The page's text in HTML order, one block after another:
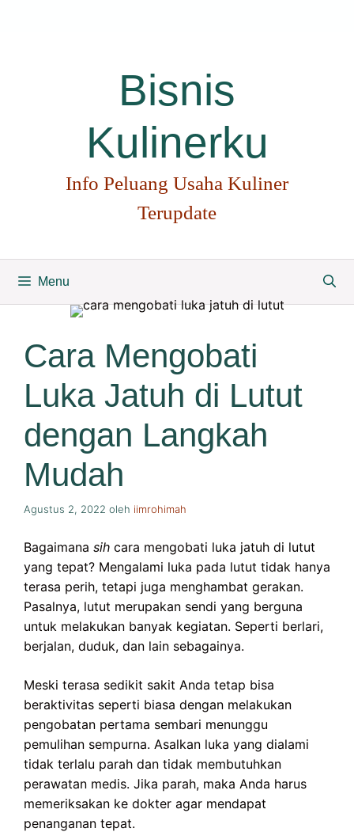
Bisnis
Kulinerku
Info Peluang Usaha Kuliner
Terupdate
Menu
Cara Mengobati
Luka Jatuh di Lutut
dengan Langkah
Mudah
Agustus 2, 2022 oleh iimrohimah
Bagaimana sih cara mengobati luka jatuh di lutut
yang tepat? Mengalami luka pada lutut tidak hanya
terasa perih, tetapi juga menghambat gerakan.
Pasalnya, lutut merupakan sendi yang berguna
untuk melakukan banyak kegiatan. Seperti berlari,
berjalan, duduk, dan lain sebagainya.
Meski terasa sedikit sakit Anda tetap bisa
beraktivitas seperti biasa dengan melakukan
pengobatan pertama sembari menunggu
pemulihan sempurna. Asalkan luka yang dialami
tidak terlalu parah dan tidak membutuhkan
perawatan medis. Jika parah, maka Anda harus
memeriksakan ke dokter agar mendapat
penanganan tepat.